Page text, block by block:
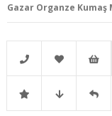
Gazar Organze Kumaş
Telefonla Favorilere İstek